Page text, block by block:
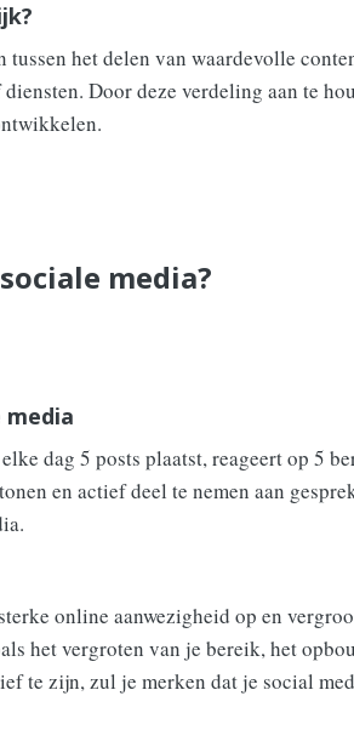
het delen van waardevolle
Door deze verdeling aan te
media?
media
dag 5 posts plaatst, reageert op 5
en actief deel te nemen aan
online aanwezigheid op en
het vergroten van je bereik, het
te zijn, zul je merken dat je social